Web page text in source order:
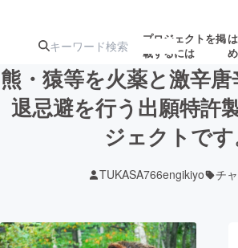
プロジェクトを掲
載するには
注目のリ 注目の新着プロ募集終
ロジェク
熊・猿等を火薬と激辛
退忌避を行う出願特許
ジェクトです
TUKASA766engikiyo チ